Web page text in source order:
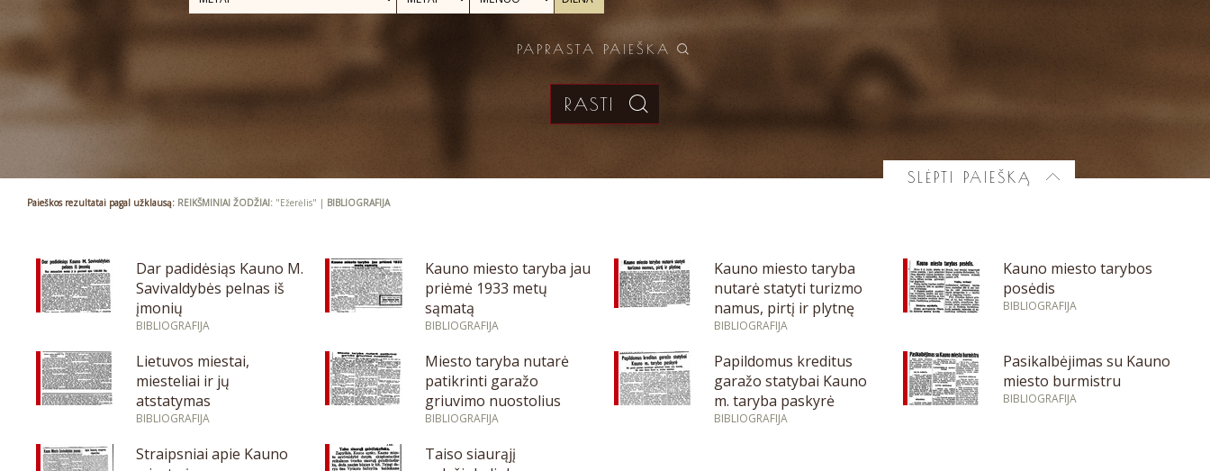
PAPRASTA PAIEŠKA
SLĖPTI PAIEŠKĄ
Paieškos rezultatai pagal užklausą: REIKŠMINIAI ŽODŽIAI: "Ežerėlis" | BIBLIOGRAFIJA
Dar padidėsiąs Kauno M.
Savivaldybės pelnas iš
įmonių
BIBLIOGRAFIJA
Kauno miesto taryba jau
priėmė 1933 metų
sąmatą
BIBLIOGRAFIJA
Kauno miesto taryba
nutarė statyti turizmo
namus, pirtį ir plytnę
BIBLIOGRAFIJA
Kauno miesto tarybos
posėdis
BIBLIOGRAFIJA
Lietuvos miestai,
miesteliai ir jų
atstatymas
BIBLIOGRAFIJA
Miesto taryba nutarė
patikrinti garažo
griuvimo nuostolius
BIBLIOGRAFIJA
Papildomus kreditus
garažo statybai Kauno
m. taryba paskyrė
BIBLIOGRAFIJA
Pasikalbėjimas su Kauno
miesto burmistru
BIBLIOGRAFIJA
Straipsniai apie Kauno
Taiso siaurąjį